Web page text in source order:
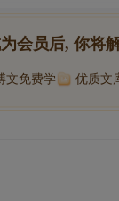
会员后, 你将
文免费学 优质文